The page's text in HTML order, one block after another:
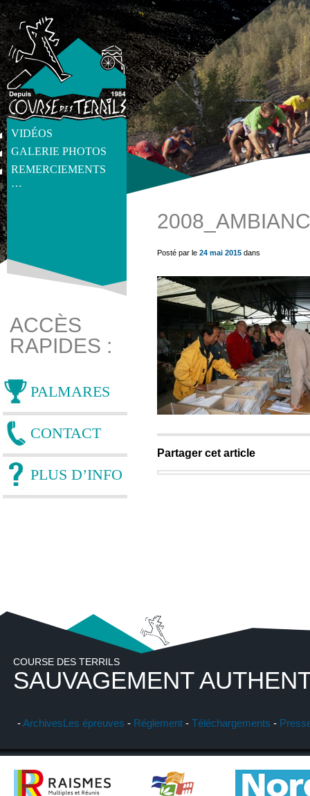
VIDÉOS
GALERIE PHOTOS
REMERCIEMENTS
…
get_post_meta(get_the_ID(), 'thumb', true) ?>
ACCÈS
RAPIDES :
PALMARES
CONTACT
PLUS D’INFO
Posté par le 24 mai 2015 dans
Partager cet article
COURSE DES TERRILS
SAUVAGEMENT
-ArchivesLes épreuves - Réglement - Téléchargements -